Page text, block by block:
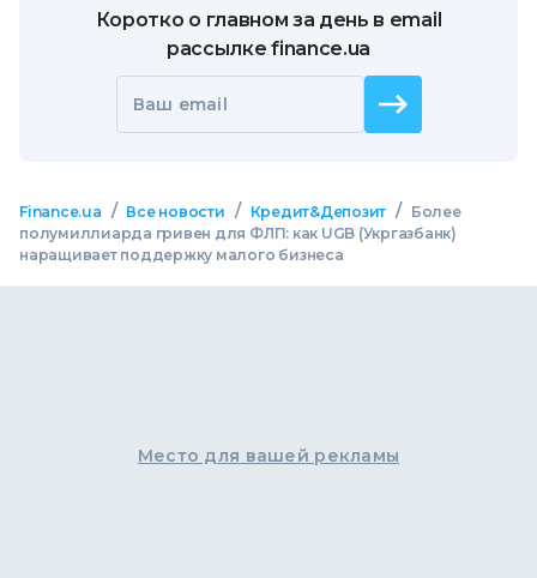
Коротко о главном за день в email
рассылке finance.ua
Ваш email
Finance.ua / Все новости / Кредит&Депозит /
Более
полумиллиарда гривен для ФЛП: как UGB (Укргазбанк)
наращивает поддержку малого бизнеса
Место для вашей рекламы